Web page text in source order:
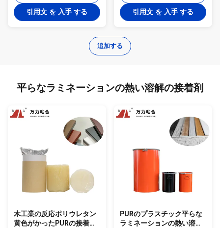
引用文 を 入手 する 引用文 を 入手 する
追加する
平らなラミネーションの熱い溶解の接着剤
木工業の反応ポリウレタン
黄色がかったPURの接着剤
PURのプラスチック平らな
ラミネーションの熱い溶解